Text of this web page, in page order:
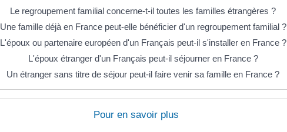
Le regroupement familial concerne-t-il toutes les familles étrangères ?
Une famille déjà en France peut-elle bénéficier d'un regroupement familial ?
L'époux ou partenaire européen d'un Français peut-il s'installer en France ?
L'époux étranger d'un Français peut-il séjourner en France ?
Un étranger sans titre de séjour peut-il faire venir sa famille en France ?
Pour en savoir plus